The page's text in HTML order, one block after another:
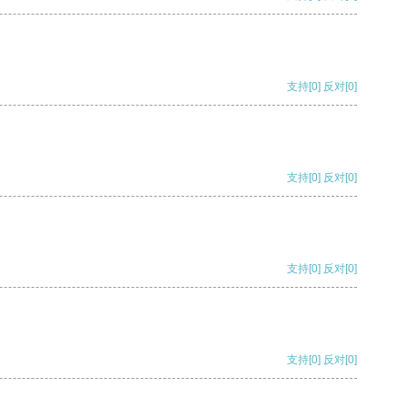
支持[0] 反对[0]
支持[0] 反对[0]
支持[0] 反对[0]
支持[0] 反对[0]